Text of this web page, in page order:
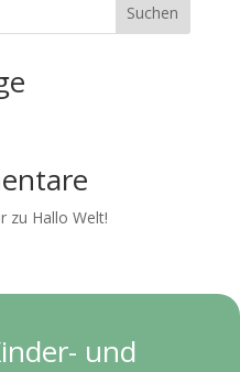
Suchen
zu Hallo Welt!
und